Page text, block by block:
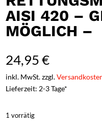
AISI 420 –
MÖGLICH –
24,95€
inkl. MwSt. zzgl.
Lieferzeit: 2-3 Tage*
1 vorrätig